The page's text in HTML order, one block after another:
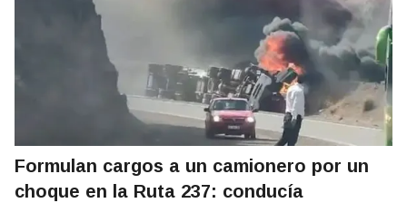
Formulan cargos a un camionero por un
choque en la Ruta 237: conducía